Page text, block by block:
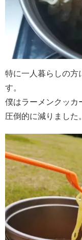
特に一人暮らしの方
す。
僕はラーメンクッカ
圧倒的に減りました。